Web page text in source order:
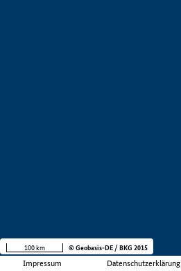
Impressum Datenschutzerklärung
100 km © Geobasis-DE / BKG 2015